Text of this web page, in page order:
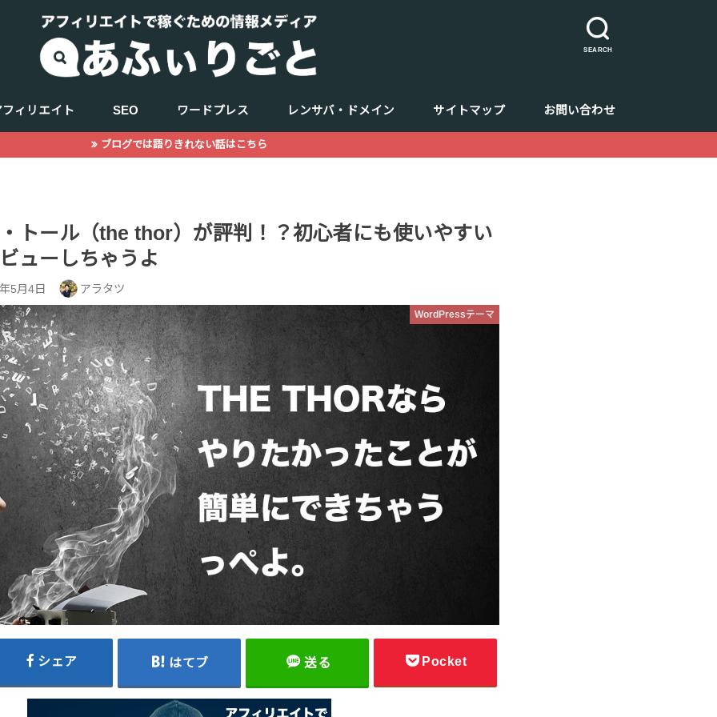
SEARCH
フィリエイト
商品（ジャンル選定）
SEO
記事の書き方
サーチコンソール
アクセス解析
ワードプレス レンサバ・ドメイン サイトマップ お問い合わせ
ブログでは語りきれない話はこちら
トール（the thor）が評判！？初心者にも使いやすい
ューしちゃうよ
5月4日 アラタツ
WordPressテーマ
シェア はてブ 送る Pocket